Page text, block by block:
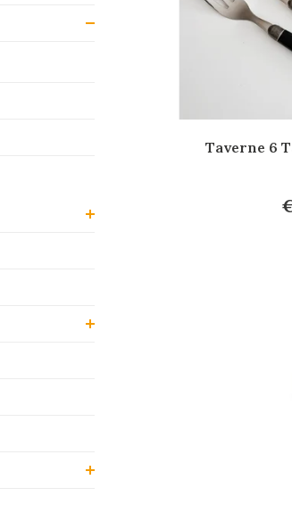
Taverne 6